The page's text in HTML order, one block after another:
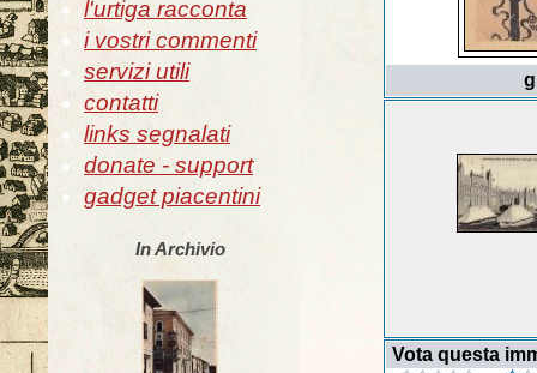
l'urtiga racconta
i vostri commenti
servizi utili
contatti
links segnalati
donate - support
gadget piacentini
In Archivio
Vota questa